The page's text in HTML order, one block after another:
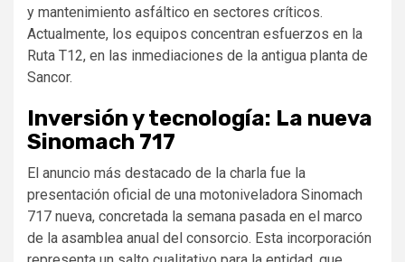
y mantenimiento asfáltico en sectores críticos.
Actualmente, los equipos concentran esfuerzos en la
Ruta T12, en las inmediaciones de la antigua planta de
Sancor.
Inversión y tecnología: La nueva
Sinomach 717
El anuncio más destacado de la charla fue la
presentación oficial de una motoniveladora Sinomach
717 nueva, concretada la semana pasada en el marco
de la asamblea anual del consorcio. Esta incorporación